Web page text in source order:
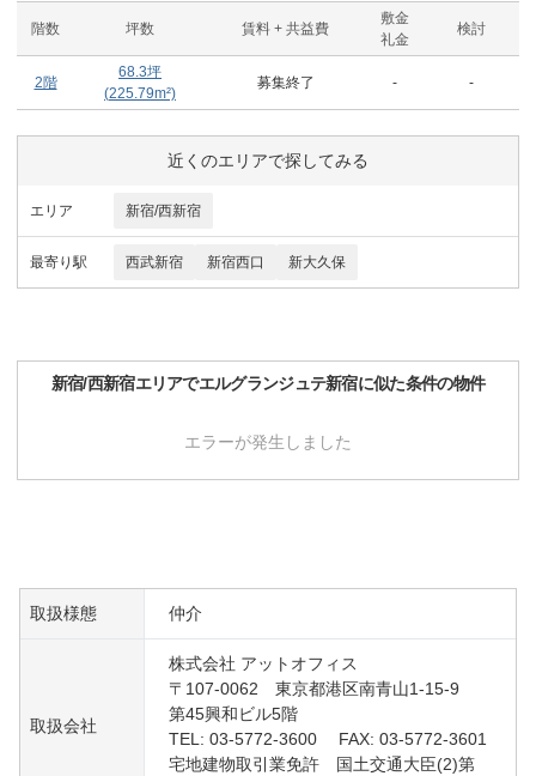
階数 坪数 賃料 + 共益費
敷金
礼金
検討
2階
68.3坪
(225.79m²)
募集終了 - -
近くのエリアで探してみる
エリア 新宿/西新宿
最寄り駅 西武新宿 新宿西口 新大久保
新宿/西新宿エリアでエルグランジュテ新宿に似た条件の物件
エラーが発生しました
取扱様態 仲介
取扱会社
株式会社 アットオフィス
〒107-0062 東京都港区南青山1-15-9
第45興和ビル5階
TEL: 03-5772-3600 FAX: 03-5772-3601
宅地建物取引業免許 国土交通大臣(2)第